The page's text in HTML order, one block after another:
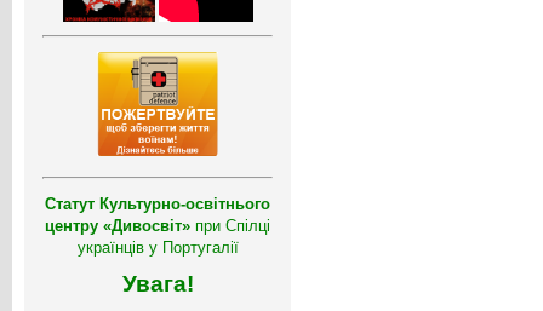
Статут Культурно-освітнього
центру «Дивосвіт» при Спілці
українців у Португалії
Увага!